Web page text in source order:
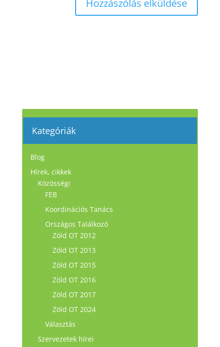
Kategóriák
Blog
Hírek, cikkek
Közösségi
FEB
Koordinációs Tanács
Országos Találkozó
Zöld OT 2012
Zöld OT 2013
Zöld OT 2015
Zöld OT 2016
Zöld OT 2017
Zöld OT 2024
Választás
Szervezetek hírei